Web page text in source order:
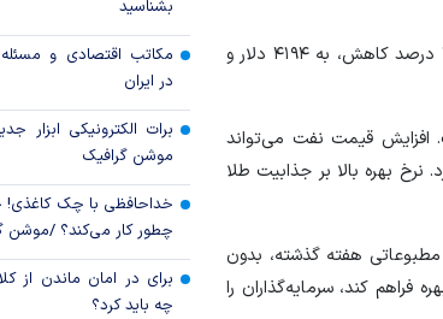
قیمت هر اونس طلا در بازار معاملات آتی آمریکا برای تحویل در ماه اوت، با ۱.۲ درصد کاهش، به ۴۱۹۴ دلار و
قیمت نفت می‌تواند
نرخ بهره بالا بر جذابیت طلا
هفته گذشته، بدون
کند، سرمایه‌گذاران را
قیمت دلار و یورو مرکز
امروز پنجشنبه ۱۵ مرداد ۱۴۰۵
سقوط ارزهای صادراتی
کارت‌های بازرگانی
بشناسید
مکاتب اقتصادی و
در ایران
برات الکترونیکی ابزار
موشن گرافیک
خداحافظی با چک
چطور کار می‌کند؟ /موشن
برای در امان ماندن از
چه باید کرد؟